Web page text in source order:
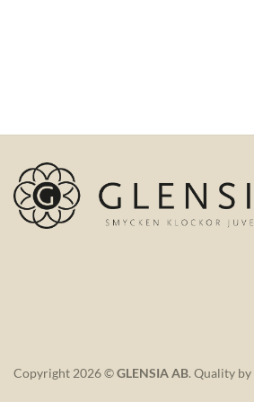
Copyright 2026 ©GLENSIA AB. Quality by